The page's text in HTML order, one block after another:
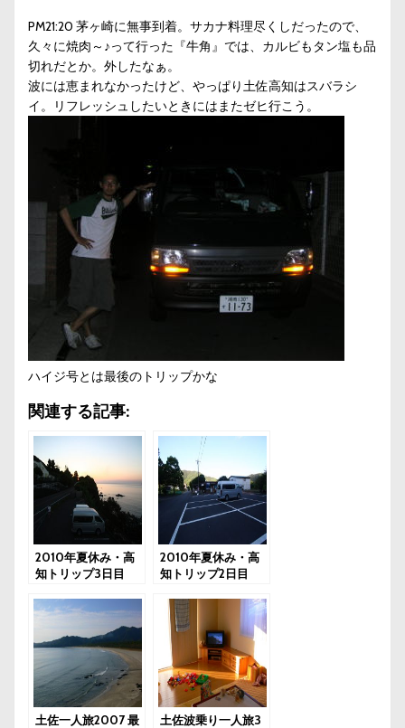
PM21:20 茅ヶ崎に無事到着。サカナ料理尽くしだったので、
久々に焼肉～♪って行った『牛角』では、カルビもタン塩も品
切れだとか。外したなぁ。
波には恵まれなかったけど、やっぱり土佐高知はスバラシ
イ。リフレッシュしたいときにはまたゼヒ行こう。
ハイジ号とは最後のトリップかな
関連する記事:
2010年夏休み・高
知トリップ3日目
2010年夏休み・高
知トリップ2日目
土佐一人旅2007 最
土佐波乗り一人旅3